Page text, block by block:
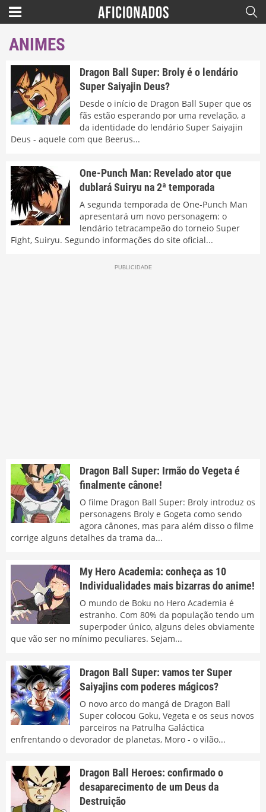
ANIMES
Dragon Ball Super: Broly é o lendário
Super Saiyajin Deus?
Desde o início de Dragon Ball Super que os
fãs estão esperando por uma revelação, a
da identidade do lendário Super Saiyajin
Deus - aquele com que Beerus...
One-Punch Man: Revelado ator que
dublará Suiryu na 2ª temporada
A segunda temporada de One-Punch Man
apresentará um novo personagem: o
lendário tetracampeão do torneio Super
Fight, Suiryu. Segundo informações do site oficial...
Dragon Ball Super: Irmão do Vegeta é
finalmente cânone!
O filme Dragon Ball Super: Broly introduz os
personagens Broly e Gogeta como sendo
agora cânones, mas para além disso o filme
corrige alguns detalhes da trama da...
My Hero Academia: conheça as 10
Individualidades mais bizarras do anime!
O mundo de Boku no Hero Academia é
estranho. Com 80% da população tendo um
superpoder único, alguns deles obviamente
que vão ser no mínimo peculiares. Sejam...
Dragon Ball Super: vamos ter Super
Saiyajins com poderes mágicos?
O novo arco do mangá de Dragon Ball
Super colocou Goku, Vegeta e os seus novos
parceiros na Patrulha Galáctica
enfrentando o devorador de planetas, Moro - o vilão...
Dragon Ball Heroes: confirmado o
desaparecimento de um Deus da
Destruição